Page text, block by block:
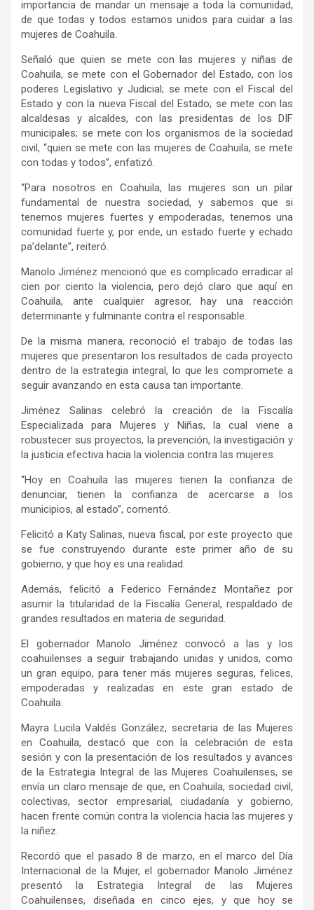
importancia de mandar un mensaje a toda la comunidad,
de que todas y todos estamos unidos para cuidar a las
mujeres de Coahuila.
Señaló que quien se mete con las mujeres y niñas de
Coahuila, se mete con el Gobernador del Estado, con los
poderes Legislativo y Judicial; se mete con el Fiscal del
Estado y con la nueva Fiscal del Estado; se mete con las
alcaldesas y alcaldes, con las presidentas de los DIF
municipales; se mete con los organismos de la sociedad
civil, “quien se mete con las mujeres de Coahuila, se mete
con todas y todos”, enfatizó.
“Para nosotros en Coahuila, las mujeres son un pilar
fundamental de nuestra sociedad, y sabemos que si
tenemos mujeres fuertes y empoderadas, tenemos una
comunidad fuerte y, por ende, un estado fuerte y echado
pa’delante”, reiteró.
Manolo Jiménez mencionó que es complicado erradicar al
cien por ciento la violencia, pero dejó claro que aquí en
Coahuila, ante cualquier agresor, hay una reacción
determinante y fulminante contra el responsable.
De la misma manera, reconoció el trabajo de todas las
mujeres que presentaron los resultados de cada proyecto
dentro de la estrategia integral, lo que les compromete a
seguir avanzando en esta causa tan importante.
Jiménez Salinas celebró la creación de la Fiscalía
Especializada para Mujeres y Niñas, la cual viene a
robustecer sus proyectos, la prevención, la investigación y
la justicia efectiva hacia la violencia contra las mujeres.
“Hoy en Coahuila las mujeres tienen la confianza de
denunciar, tienen la confianza de acercarse a los
municipios, al estado”, comentó.
Felicitó a Katy Salinas, nueva fiscal, por este proyecto que
se fue construyendo durante este primer año de su
gobierno, y que hoy es una realidad.
Además, felicitó a Federico Fernández Montañez por
asumir la titularidad de la Fiscalía General, respaldado de
grandes resultados en materia de seguridad.
El gobernador Manolo Jiménez convocó a las y los
coahuilenses a seguir trabajando unidas y unidos, como
un gran equipo, para tener más mujeres seguras, felices,
empoderadas y realizadas en este gran estado de
Coahuila.
Mayra Lucila Valdés González, secretaria de las Mujeres
en Coahuila, destacó que con la celebración de esta
sesión y con la presentación de los resultados y avances
de la Estrategia Integral de las Mujeres Coahuilenses, se
envía un claro mensaje de que, en Coahuila, sociedad civil,
colectivas, sector empresarial, ciudadanía y gobierno,
hacen frente común contra la violencia hacia las mujeres y
la niñez.
Recordó que el pasado 8 de marzo, en el marco del Día
Internacional de la Mujer, el gobernador Manolo Jiménez
presentó la Estrategia Integral de las Mujeres
Coahuilenses, diseñada en cinco ejes, y que hoy se